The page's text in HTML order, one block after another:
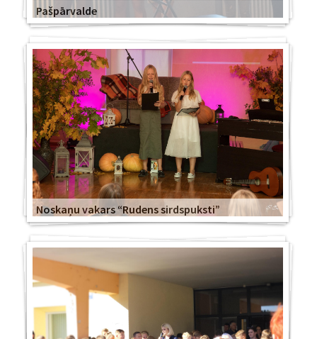
Pašpārvalde
Noskaņu vakars “Rudens sirdspuksti”